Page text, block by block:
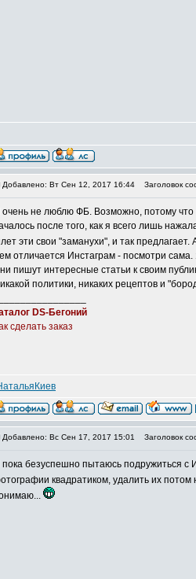
Добавлено: Вт Сен 12, 2017 16:44 Заголовок
не люблю ФБ. Возможно, потому что
после того, как я всего лишь
эти свои "заманухи", и так
отличается Инстаграм - посмотри
пишут интересные статьи к своим
политики, никаких рецептов и
DS-Бегоний
сделать заказ
Добавлено: Вс Сен 17, 2017 15:01 Заголовок
безуспешно пытаюсь подружиться с
квадратиком, удалить их потом